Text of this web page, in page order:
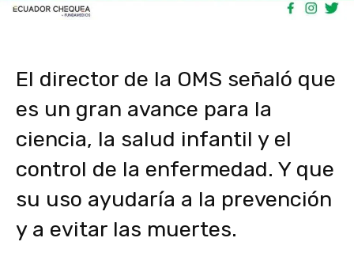
El director de la OMS señaló que
es un gran avance para la
ciencia, la salud infantil y el
control de la enfermedad. Y que
su uso ayudaría a la prevención
y a evitar las muertes.